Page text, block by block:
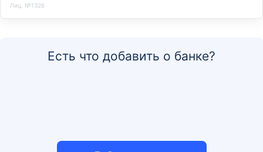
Лиц. №1326
Есть что добавить о банке?